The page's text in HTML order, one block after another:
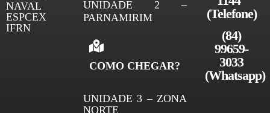
NAVAL
ESPCEX
IFRN
UNIDADE 2 –
PARNAMIRIM
COMO CHEGAR?
UNIDADE 3 – ZONA
NORTE
(Telefone)
(84)
99659-
3033
(Whatsapp)